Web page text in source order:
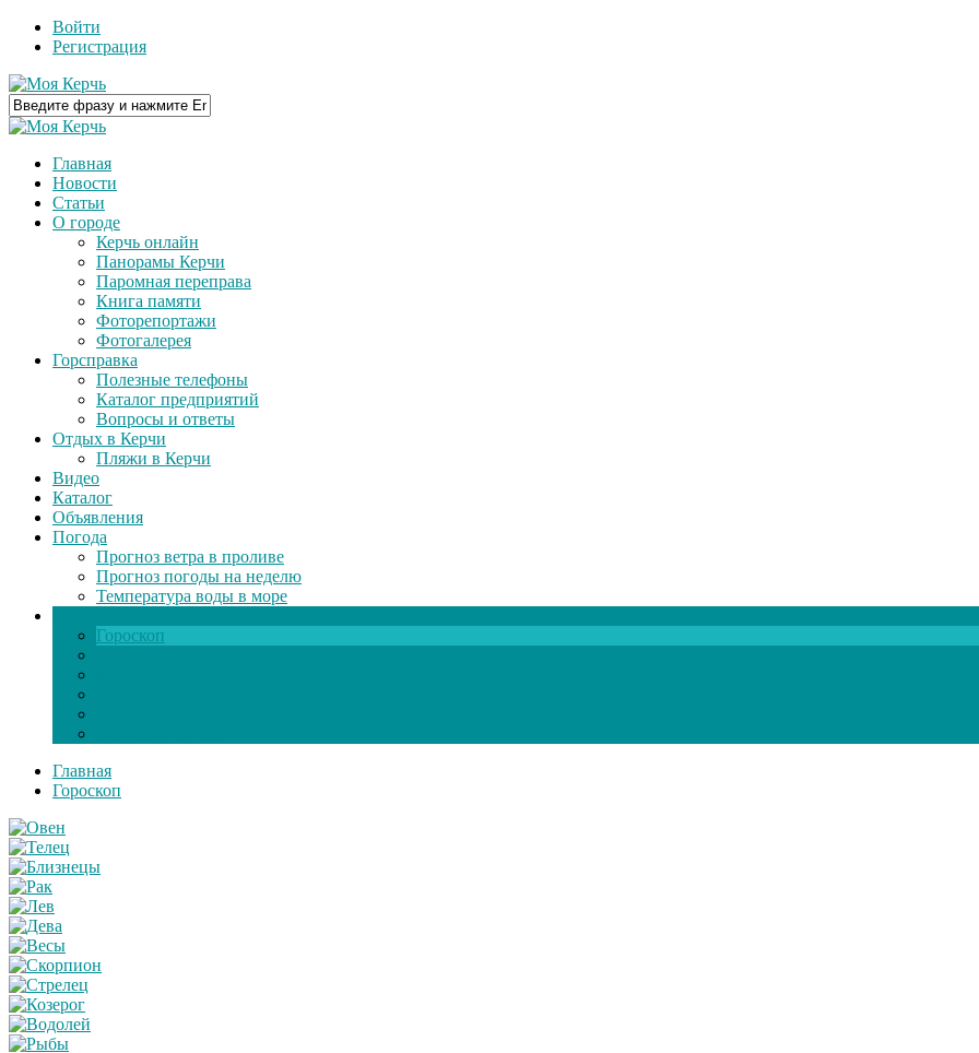
Войти
Регистрация
Главная
Новости
Статьи
О городе
Керчь онлайн
Панорамы Керчи
Паромная переправа
Книга памяти
Фоторепортажи
Фотогалерея
Горсправка
Полезные телефоны
Каталог предприятий
Вопросы и ответы
Отдых в Керчи
Пляжи в Керчи
Видео
Каталог
Объявления
Погода
Прогноз ветра в проливе
Прогноз погоды на неделю
Температура воды в море
Гороскоп
Главная
Гороскоп